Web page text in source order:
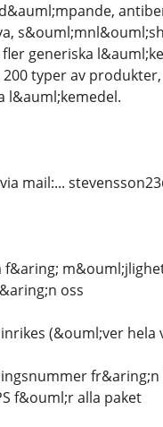
generiska
typer av
l&auml;kemedel.
mail:...
f&aring;
oss
(&ouml;ver hela
fr&aring;n
f&ouml;r alla paket